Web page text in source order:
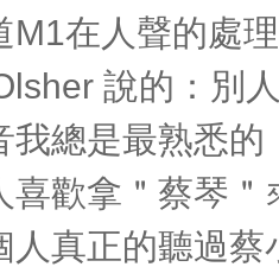
M1在人聲的處
說的：別
我總是最熟悉的
喜歡拿＂蔡琴
人真正的聽過